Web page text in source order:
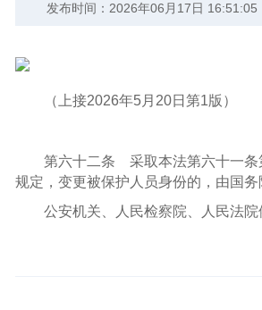
发布时间：2026年06月17日 16:51:05
（上接2026年5月20日第1版）
第六十二条 采取本法第六十一条
规定，变更被保护人员身份的，由国务
公安机关、人民检察院、人民法